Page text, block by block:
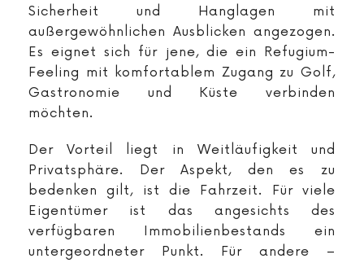
Sicherheit und Hanglagen mit
außergewöhnlichen Ausblicken angezogen.
Es eignet sich für jene, die ein Refugium-
Feeling mit komfortablem Zugang zu Golf,
Gastronomie und Küste verbinden
möchten.
Der Vorteil liegt in Weitläufigkeit und
Privatsphäre. Der Aspekt, den es zu
bedenken gilt, ist die Fahrzeit. Für viele
Eigentümer ist das angesichts des
verfügbaren Immobilienbestands ein
untergeordneter Punkt. Für andere –